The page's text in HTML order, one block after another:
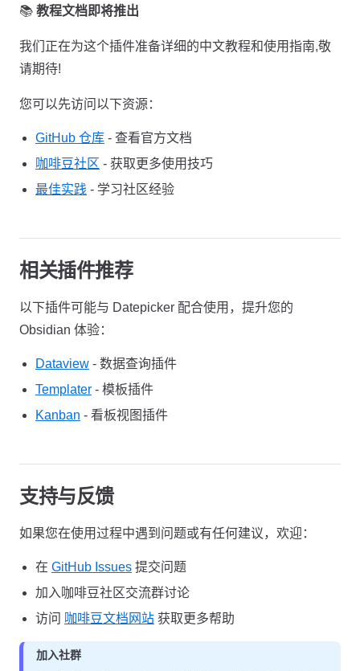
📚 教程文档即将推出
我们正在为这个插件准备详细的中文教程和使用指南,敬
请期待!
您可以先访问以下资源：
GitHub 仓库 - 查看官方文档
咖啡豆社区 - 获取更多使用技巧
最佳实践 - 学习社区经验
相关插件推荐
以下插件可能与 Datepicker 配合使用，提升您的
Obsidian 体验：
Dataview - 数据查询插件
Templater - 模板插件
Kanban - 看板视图插件
支持与反馈
如果您在使用过程中遇到问题或有任何建议，欢迎：
在 GitHub Issues 提交问题
加入咖啡豆社区交流群讨论
访问 咖啡豆文档网站 获取更多帮助
加入社群